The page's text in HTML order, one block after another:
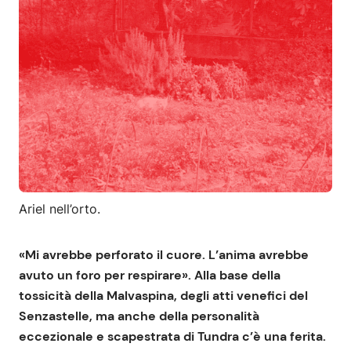
Ariel nell’orto.
«Mi avrebbe perforato il cuore. L’anima avrebbe
avuto un foro per respirare». Alla base della
tossicità della Malvaspina, degli atti venefici del
Senzastelle, ma anche della personalità
eccezionale e scapestrata di Tundra c’è una ferita.